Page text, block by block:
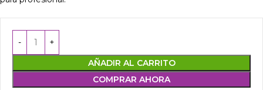
AÑADIR AL CARRITO
COMPRAR AHORA